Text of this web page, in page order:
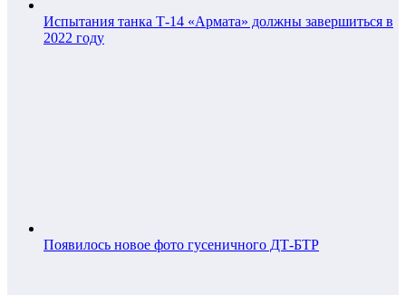
Испытания танка Т-14 «Армата» должны завершиться в
2022 году
Появилось новое фото гусеничного ДТ-БТР